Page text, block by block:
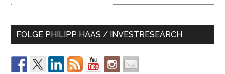
FOLGE PHILIPP HAAS / INVESTRESEARCH